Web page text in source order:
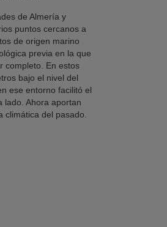
de Almería y
puntos cercanos a
de origen marino
previa en la que
completo. En estos
bajo el nivel del
ese entorno facilitó el
lado. Ahora aportan
climática del pasado.